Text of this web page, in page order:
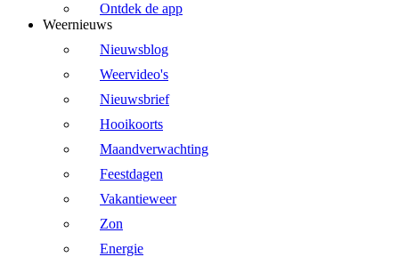
Ontdek de app
Weernieuws
Nieuwsblog
Weervideo's
Nieuwsbrief
Hooikoorts
Maandverwachting
Feestdagen
Vakantieweer
Zon
Energie